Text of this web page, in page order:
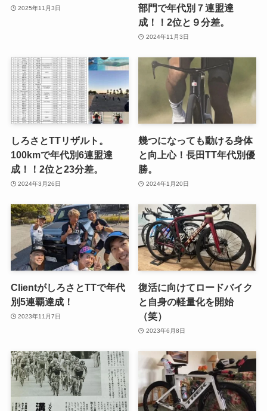
2025年11月3日
部門で年代別７連盟達
成！！2位と９分差。
2024年11月3日
しろさとTTリザルト。
100kmで年代別6連盟達
成！！2位と23分差。
2024年3月26日
幾つになっても動ける身体
と向上心！長田TT年代別優
勝。
2024年1月20日
ClientがしろさとTTで年代
別5連覇達成！
2023年11月7日
復活に向けてロードバイク
と自身の軽量化を開始
（笑）
2023年6月8日